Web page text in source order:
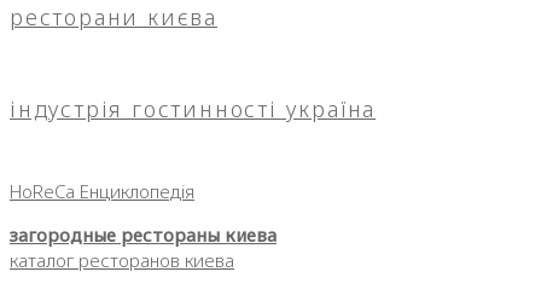
ресторани києва
індустрія гостинності україна
HoReCa Енциклопедія
загородные рестораны киева
каталог ресторанов киева